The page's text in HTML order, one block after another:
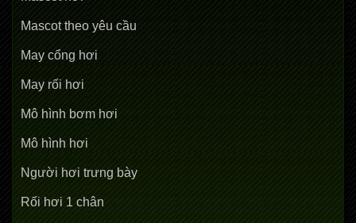
Mascot theo yêu cầu
May cổng hơi
May rối hơi
Mô hình bơm hơi
Mô hình hơi
Người hơi trưng bày
Rối hơi 1 chân